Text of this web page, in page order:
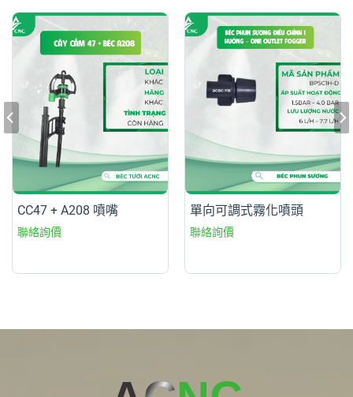
CC47 + A208 噴嘴 單向可調式霧化噴頭